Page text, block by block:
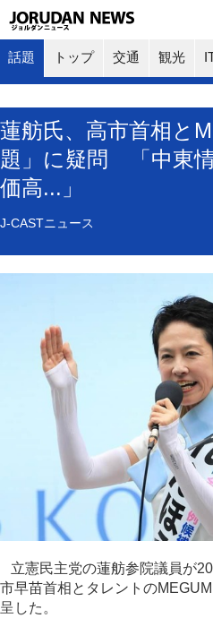
話題 トップ 交通 観光
蓮舫氏、高市首相と
題」に疑問 「中東
価高...」
J-CASTニュース
立憲民主党の蓮舫参院議員が
市早苗首相とタレントの
呈した。